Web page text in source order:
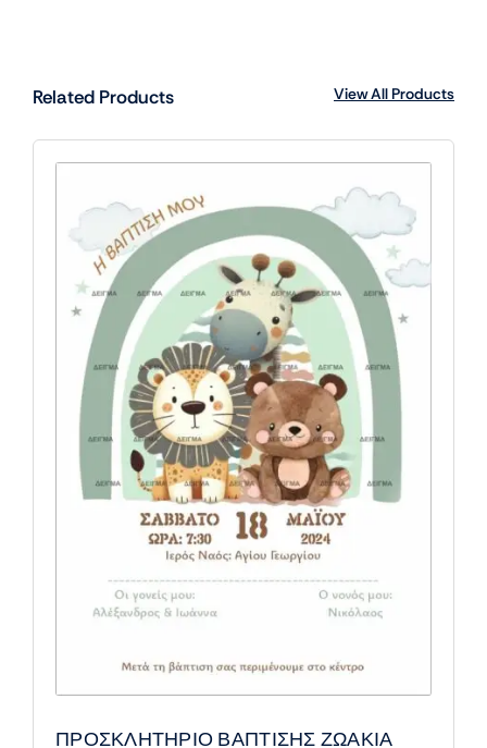
Related Products View All Products
ΠΡΟΣΚΛΗΤΗΡΙΟ ΒΑΠΤΙΣΗΣ ΖΩΑΚΙΑ